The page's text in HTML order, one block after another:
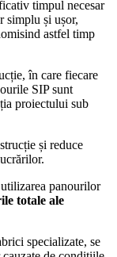
timpul necesar
simplu și ușor,
astfel timp
în care fiecare
SIP sunt
proiectului sub
și reduce
panourilor
totale ale
specializate, se